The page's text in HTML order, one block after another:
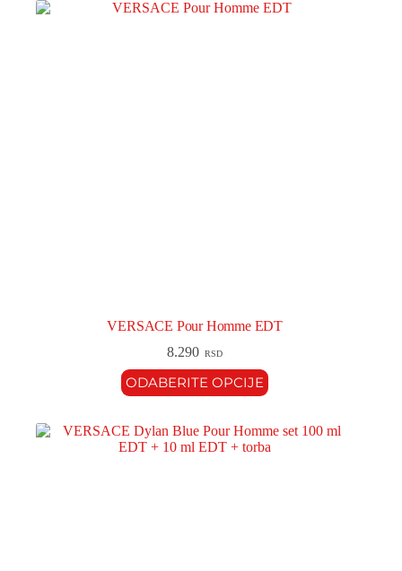
VERSACE Pour Homme EDT
8.290 RSD
ODABERITE OPCIJE